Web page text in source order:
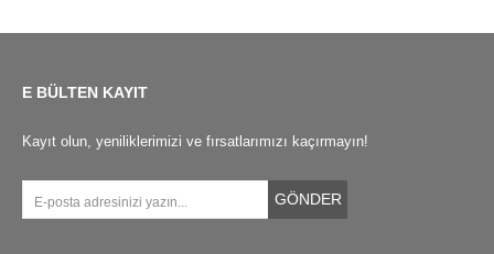
E BÜLTEN KAYIT
Kayıt olun, yeniliklerimizi ve fırsatlarımızı kaçırmayın!
GÖNDER